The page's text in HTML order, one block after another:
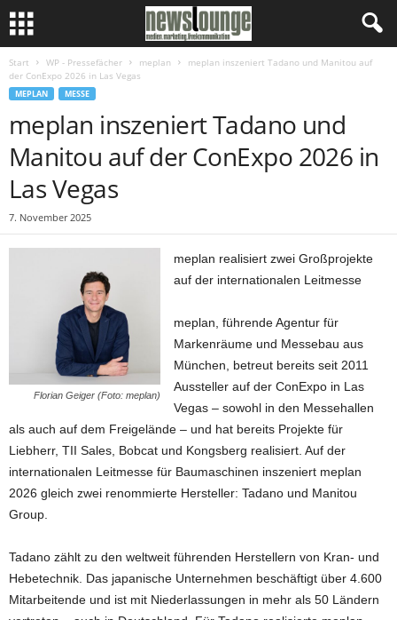
Start WP - Pressefächer meplan
meplan inszeniert Tadano und Manitou auf
der ConExpo 2026 in Las Vegas
MEPLAN MESSE
meplan inszeniert Tadano und
Manitou auf der ConExpo 2026 in
Las Vegas
7. November 2025
Florian Geiger (Foto: meplan)
meplan realisiert zwei Großprojekte
auf der internationalen Leitmesse
meplan, führende Agentur für
Markenräume und Messebau aus
München, betreut bereits seit 2011
Aussteller auf der ConExpo in Las
Vegas – sowohl in den Messehallen
als auch auf dem Freigelände – und hat bereits Projekte für
Liebherr, TII Sales, Bobcat und Kongsberg realisiert. Auf der
internationalen Leitmesse für Baumaschinen inszeniert meplan
2026 gleich zwei renommierte Hersteller: Tadano und Manitou
Group.
Tadano zählt zu den weltweit führenden Herstellern von Kran- und
Hebetechnik. Das japanische Unternehmen beschäftigt über 4.600
Mitarbeitende und ist mit Niederlassungen in mehr als 50 Ländern